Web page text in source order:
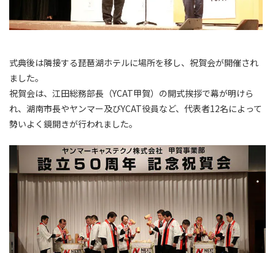
式典後は隣接する琵琶湖ホテルに場所を移し、祝賀会が開催され
ました。
祝賀会は、江田総務部長（YCAT甲賀）の開式挨拶で幕が明けら
れ、湖南市長やヤンマー及びYCAT役員など、代表者12名によって
勢いよく鏡開きが行われました。